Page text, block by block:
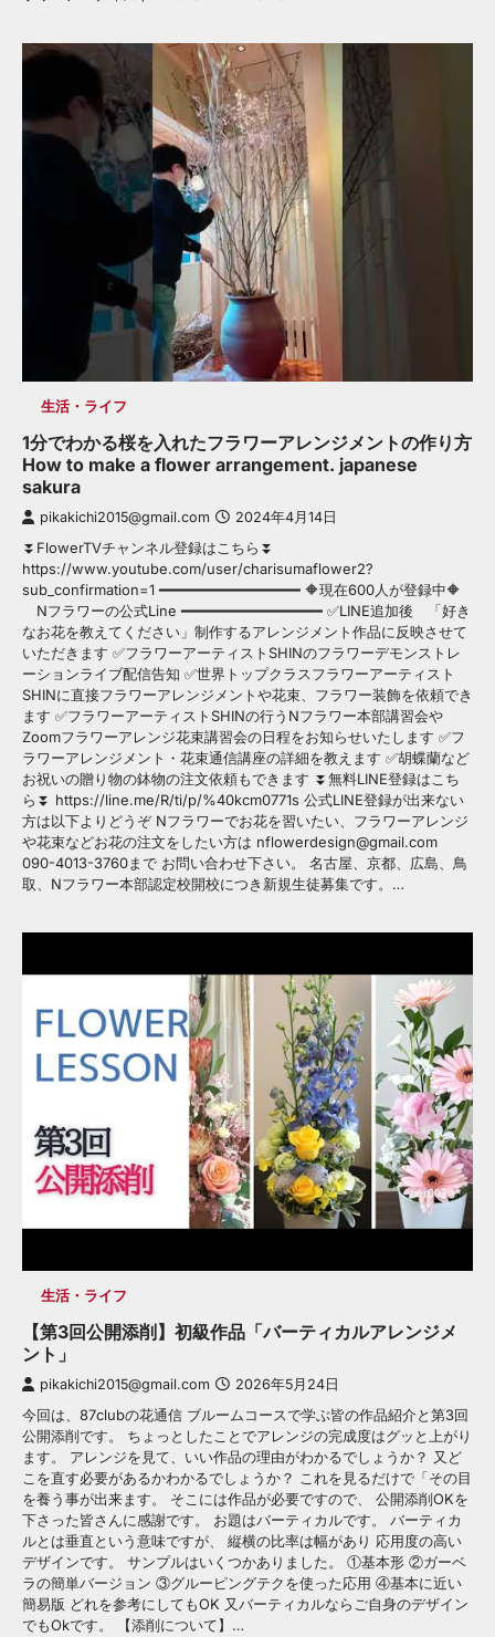
生活・ライフ
1分でわかる桜を入れたフラワーアレンジメントの作り方
How to make a flower arrangement. japanese
sakura
pikakichi2015@gmail.com 2024年4月14日
⏬FlowerTVチャンネル登録はこちら⏬
https://www.youtube.com/user/charisumaflower2?
sub_confirmation=1 ━━━━━━━━━━━━━━━━ 🔶現在600人が登録中🔶
Nフラワーの公式Line ━━━━━━━━━━━━━━━━ ✅LINE追加後 「好き
なお花を教えてください」制作するアレンジメント作品に反映させて
いただきます ✅フラワーアーティストSHINのフラワーデモンストレ
ーションライブ配信告知 ✅世界トップクラスフラワーアーティスト
SHINに直接フラワーアレンジメントや花束、フラワー装飾を依頼でき
ます ✅フラワーアーティストSHINの行うNフラワー本部講習会や
Zoomフラワーアレンジ花束講習会の日程をお知らせいたします ✅フ
ラワーアレンジメント・花束通信講座の詳細を教えます ✅胡蝶蘭など
お祝いの贈り物の鉢物の注文依頼もできます ⏬無料LINE登録はこち
ら⏬ https://line.me/R/ti/p/%40kcm0771s 公式LINE登録が出来ない
方は以下よりどうぞ Nフラワーでお花を習いたい、フラワーアレンジ
や花束などお花の注文をしたい方は nflowerdesign@gmail.com
090-4013-3760まで お問い合わせ下さい。 名古屋、京都、広島、鳥
取、Nフラワー本部認定校開校につき新規生徒募集です。…
生活・ライフ
【第3回公開添削】初級作品「バーティカルアレンジメ
ント」
pikakichi2015@gmail.com 2026年5月24日
今回は、87clubの花通信 ブルームコースで学ぶ皆の作品紹介と第3回
公開添削です。 ちょっとしたことでアレンジの完成度はグッと上がり
ます。 アレンジを見て、いい作品の理由がわかるでしょうか？ 又ど
こを直す必要があるかわかるでしょうか？ これを見るだけで「その目
を養う事が出来ます。 そこには作品が必要ですので、 公開添削OKを
下さった皆さんに感謝です。 お題はバーティカルです。 バーティカ
ルとは垂直という意味ですが、 縦横の比率は幅があり 応用度の高い
デザインです。 サンプルはいくつかありました。 ①基本形 ②ガーベ
ラの簡単バージョン ③グルーピングテクを使った応用 ④基本に近い
簡易版 どれを参考にしてもOK 又バーティカルならご自身のデザイン
でもOkです。 【添削について】…